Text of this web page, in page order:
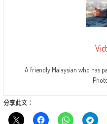
A friendly Malaysian who has
分享此文：